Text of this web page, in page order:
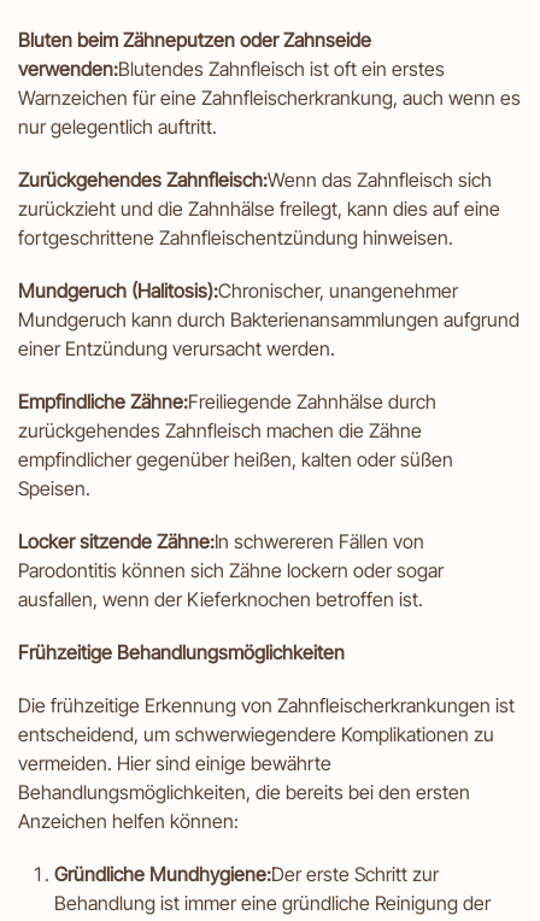
Bluten beim Zähneputzen oder Zahnseide
verwenden:Blutendes Zahnfleisch ist oft ein erstes
Warnzeichen für eine Zahnfleischerkrankung, auch wenn es
nur gelegentlich auftritt.
Zurückgehendes Zahnfleisch:Wenn das Zahnfleisch sich
zurückzieht und die Zahnhälse freilegt, kann dies auf eine
fortgeschrittene Zahnfleischentzündung hinweisen.
Mundgeruch (Halitosis):Chronischer, unangenehmer
Mundgeruch kann durch Bakterienansammlungen aufgrund
einer Entzündung verursacht werden.
Empfindliche Zähne:Freiliegende Zahnhälse durch
zurückgehendes Zahnfleisch machen die Zähne
empfindlicher gegenüber heißen, kalten oder süßen
Speisen.
Locker sitzende Zähne:In schwereren Fällen von
Parodontitis können sich Zähne lockern oder sogar
ausfallen, wenn der Kieferknochen betroffen ist.
Frühzeitige Behandlungsmöglichkeiten
Die frühzeitige Erkennung von Zahnfleischerkrankungen ist
entscheidend, um schwerwiegendere Komplikationen zu
vermeiden. Hier sind einige bewährte
Behandlungsmöglichkeiten, die bereits bei den ersten
Anzeichen helfen können:
Gründliche Mundhygiene:Der erste Schritt zur
Behandlung ist immer eine gründliche Reinigung der